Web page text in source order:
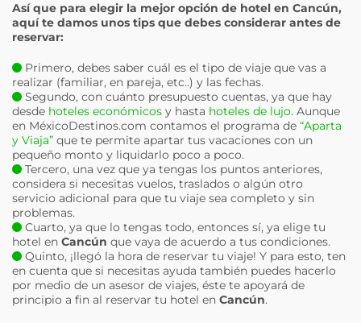
Así que para elegir la mejor opción de hotel en Cancún,
aquí te damos unos tips que debes considerar antes de
reservar:
Primero, debes saber cuál es el tipo de viaje que vas a
realizar (familiar, en pareja, etc..) y las fechas.
Segundo, con cuánto presupuesto cuentas, ya que hay
desde hoteles económicos y hasta hoteles de lujo. Aunque
en MéxicoDestinos.com contamos el programa de “Aparta
y Viaja” que te permite apartar tus vacaciones con un
pequeño monto y liquidarlo poco a poco.
Tercero, una vez que ya tengas los puntos anteriores,
considera si necesitas vuelos, traslados o algún otro
servicio adicional para que tu viaje sea completo y sin
problemas.
Cuarto, ya que lo tengas todo, entonces sí, ya elige tu
hotel en Cancún que vaya de acuerdo a tus condiciones.
Quinto, ¡llegó la hora de reservar tu viaje! Y para esto, ten
en cuenta que si necesitas ayuda también puedes hacerlo
por medio de un asesor de viajes, éste te apoyará de
principio a fin al reservar tu hotel en Cancún.